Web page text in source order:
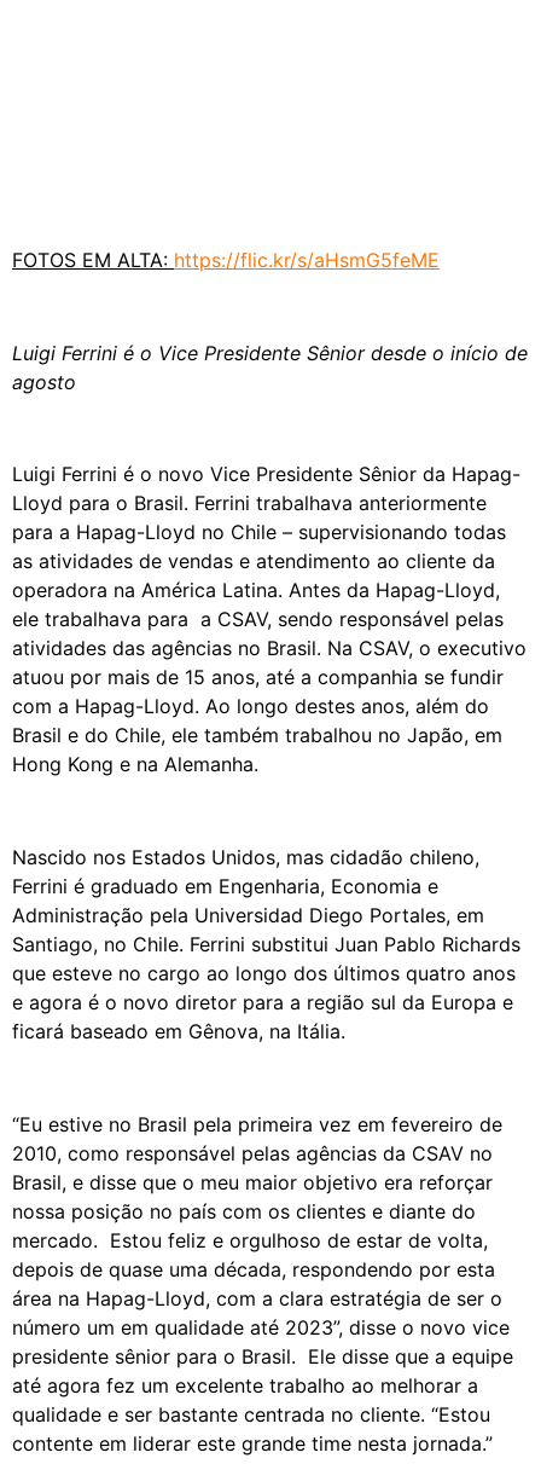
FOTOS EM ALTA: https://flic.kr/s/aHsmG5feME
Luigi Ferrini é o Vice Presidente Sênior desde o início de
agosto
Luigi Ferrini é o novo Vice Presidente Sênior da Hapag-
Lloyd para o Brasil. Ferrini trabalhava anteriormente
para a Hapag-Lloyd no Chile – supervisionando todas
as atividades de vendas e atendimento ao cliente da
operadora na América Latina. Antes da Hapag-Lloyd,
ele trabalhava para a CSAV, sendo responsável pelas
atividades das agências no Brasil. Na CSAV, o executivo
atuou por mais de 15 anos, até a companhia se fundir
com a Hapag-Lloyd. Ao longo destes anos, além do
Brasil e do Chile, ele também trabalhou no Japão, em
Hong Kong e na Alemanha.
Nascido nos Estados Unidos, mas cidadão chileno,
Ferrini é graduado em Engenharia, Economia e
Administração pela Universidad Diego Portales, em
Santiago, no Chile. Ferrini substitui Juan Pablo Richards
que esteve no cargo ao longo dos últimos quatro anos
e agora é o novo diretor para a região sul da Europa e
ficará baseado em Gênova, na Itália.
“Eu estive no Brasil pela primeira vez em fevereiro de
2010, como responsável pelas agências da CSAV no
Brasil, e disse que o meu maior objetivo era reforçar
nossa posição no país com os clientes e diante do
mercado. Estou feliz e orgulhoso de estar de volta,
depois de quase uma década, respondendo por esta
área na Hapag-Lloyd, com a clara estratégia de ser o
número um em qualidade até 2023”, disse o novo vice
presidente sênior para o Brasil. Ele disse que a equipe
até agora fez um excelente trabalho ao melhorar a
qualidade e ser bastante centrada no cliente. “Estou
contente em liderar este grande time nesta jornada.”